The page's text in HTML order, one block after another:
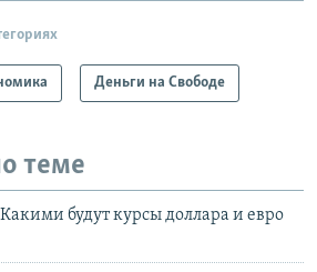
Деньги на Свободе
теме
будут курсы доллара и евро